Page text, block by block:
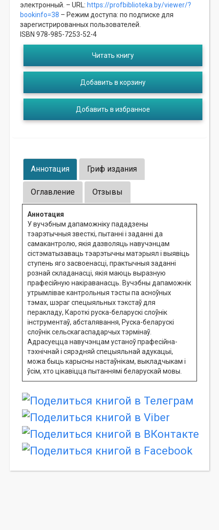
электронный. – URL: https://profbiblioteka.by/viewer/?
bookinfo=38 – Режим доступа: по подписке для
зарегистрированных пользователей.
ISBN 978-985-7253-52-4
Читать книгу
Добавить в корзину
Добавить в избранное
Аннотация Гриф издания
Оглавление Отзывы
Аннотация
У вучэбным дапаможніку пададзены
тэарэтычныя звесткі, пытанні і заданні да
самакантролю, якія дазволяць навучэнцам
сістэматызаваць тэарэтычны матэрыял і выявіць
ступень яго засвоенасці, практычныя заданні
рознай складанасці, якія маюць выразную
прафесійную накіраванасць. Вучэбны дапаможнік
утрымлівае кантрольныя тэсты па асноўных
тэмах, шэраг спецыяльных тэкстаў для
перакладу, Кароткі руска-беларускі слоўнік
інструментаў, абсталявання, Руска-беларускі
слоўнік сельскагаспадарчых тэрмінаў.
Адрасуецца навучэнцам устаноў прафесійна-
тэхнічнай і сярэдняй спецыяльнай адукацыі,
можа быць карысны настаўнікам, выкладчыкам і
ўсім, хто цікавіцца пытаннямі беларускай мовы.